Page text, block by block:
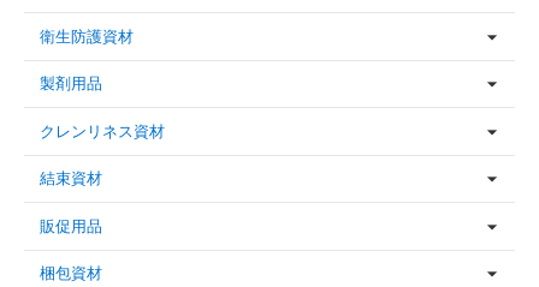
衛生防護資材
製剤用品
クレンリネス資材
結束資材
販促用品
梱包資材